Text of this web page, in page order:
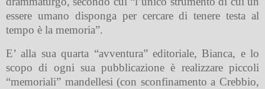
essere umano disponga per cercare di tenere testa al
tempo è la memoria”.
E’ alla sua quarta “avventura” editoriale, Bianca, e lo
scopo di ogni sua pubblicazione è realizzare piccoli
“memoriali” mandellesi (con sconfinamento a Crebbio,